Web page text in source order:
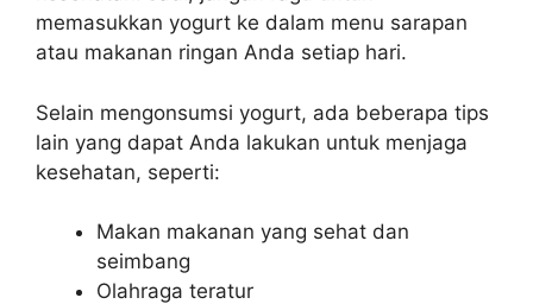
memasukkan yogurt ke dalam menu sarapan
atau makanan ringan Anda setiap hari.
Selain mengonsumsi yogurt, ada beberapa tips
lain yang dapat Anda lakukan untuk menjaga
kesehatan, seperti:
Makan makanan yang sehat dan
seimbang
Olahraga teratur